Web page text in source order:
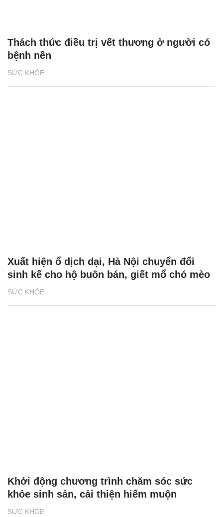
SỨC KHỎE
Thách thức điều trị vết thương ở người có
bệnh nền
SỨC KHỎE
Xuất hiện ổ dịch dại, Hà Nội chuyển đổi
sinh kế cho hộ buôn bán, giết mổ chó mèo
SỨC KHỎE
Khởi động chương trình chăm sóc sức
khỏe sinh sản, cải thiện hiếm muộn